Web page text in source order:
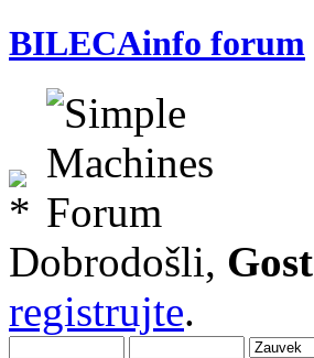
BILECAinfo forum
Dobrodošli, Gost
registrujte.